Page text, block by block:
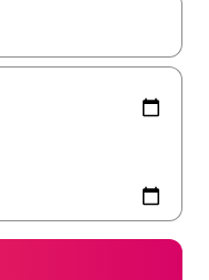
ve aşağı oklarıyla